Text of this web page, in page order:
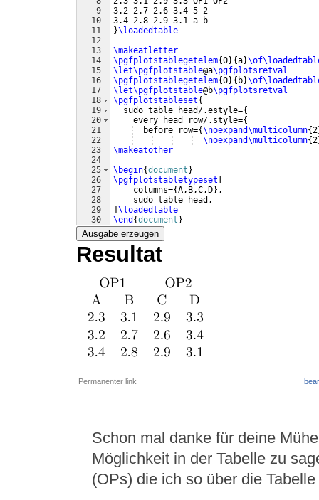
9
10
11
12
13
14
15
16
17
18
19
20
21
22
23
24
25
26
27
28
29
30
3.2 2.7 2.6 3.4 5 2
3.4 2.8 2.9 3.1 a b
}\loadedtable
\makeatletter
\pgfplotstablegetelem{0}{a}
\let\pgfplotstable@a\pgfplotsretval
\pgfplotstablegetelem{0}{ b}
\let\pgfplotstable@b\pgfplotsretval
\pgfplotstableset{
  sudo table head/.estyle=
{
    every head row/.style=
{
  before row=
{\noexpand\multicolumn{2
\noexpand\multicolumn{2
\makeatother
\begin{document }
\pgfplotstabletypeset
    columns=
{A,B,C,D} ,
    sudo table head,
\loadedtable
\end {document }
Ausgabe erzeugen
Resultat
Permanenter link
Schon mal danke für deine
Möglichkeit in der Tabelle zu
(OPs) die ich so über die